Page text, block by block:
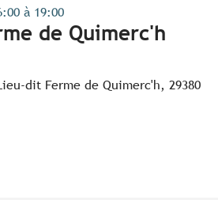
à 19:00
de Quimerc'h
dit Ferme de Quimerc'h, 29380
favoris